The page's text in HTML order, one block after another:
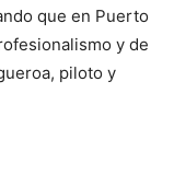
que en Puerto
y de
piloto y